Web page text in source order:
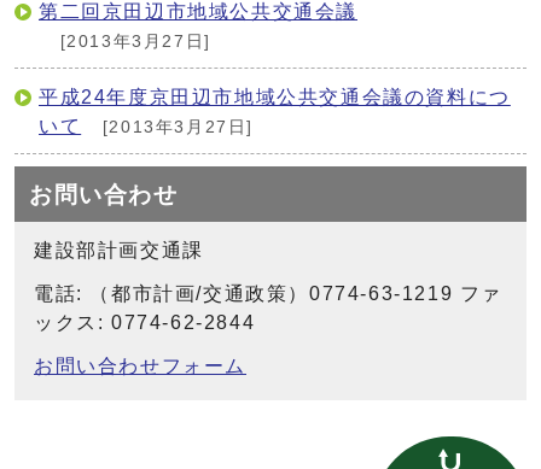
第二回京田辺市地域公共交通会議
[2013年3月27日]
平成24年度京田辺市地域公共交通会議の資料につ
いて
[2013年3月27日]
お問い合わせ
建設部計画交通課
電話: （都市計画/交通政策）0774-63-1219 ファ
ックス: 0774-62-2844
お問い合わせフォーム